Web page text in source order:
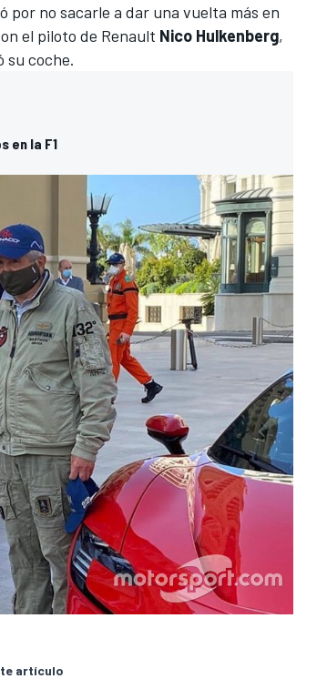
por no sacarle a dar una vuelta más en
el piloto de Renault Nico Hulkenberg,
su coche.
en la F1
artículo